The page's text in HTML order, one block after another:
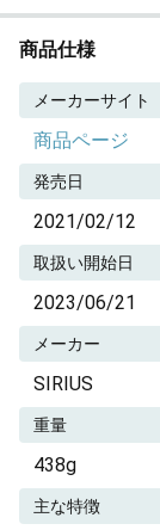
商品仕様
メーカーサイト
商品ページ
発売日
2021/02/12
取扱い開始日
2023/06/21
メーカー
SIRIUS
重量
438g
主な特徴